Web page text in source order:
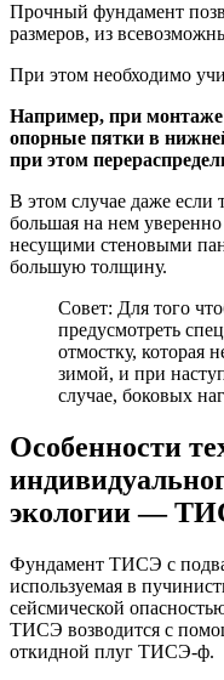
Прочный фундамент
размеров, из
При этом необходимо
Например, при монтаже
опорные пятки в
при этом
В этом случае даже если
большая на нем уверенно
несущими стеновыми
большую толщину.
Совет: Для того
предусмотреть
отмостку, которая
зимой, и при
случае, боковых
Особенности
экологии —
Фундамент ТИСЭ с
используемая в
сейсмической
ТИСЭ возводится с
откидной плуг ТИСЭ-ф.